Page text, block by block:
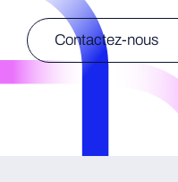
Contactez-nous